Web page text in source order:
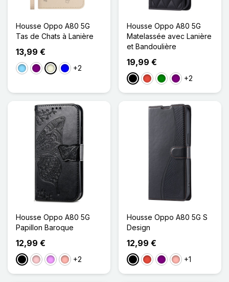
Housse Oppo A80 5G
Tas de Chats à Lanière
13,99 €
Bleu Clair
VioletBeigeBleu+2
Housse Oppo A80 5G
Matelassée avec Lanière
et Bandoulière
19,99 €
NoirRougeVertViolet
+2
Housse Oppo A80 5G
Papillon Baroque
12,99 €
NoirRoseViolet Clair
Or Rose
+2
Housse Oppo A80 5G S
Design
12,99 €
NoirRougeVioletOr Rose
+1